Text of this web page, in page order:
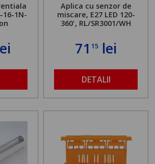
16-1N-
Aplica cu senzor de
miscare, E27 LED 120-
360', RL/SR3001/WH
7115 lei
DETALII